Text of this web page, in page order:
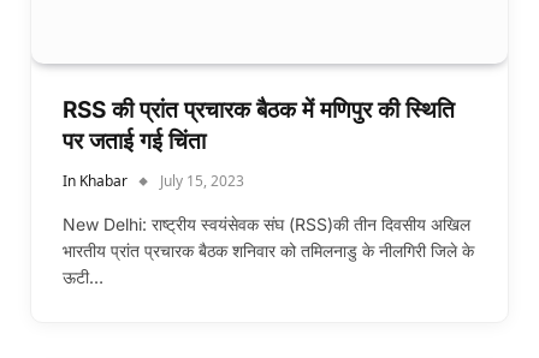
RSS की प्रांत प्रचारक बैठक में मणिपुर की स्थिति
पर जताई गई चिंता
In Khabar July 15, 2023
New Delhi: राष्ट्रीय स्वयंसेवक संघ (RSS)की तीन दिवसीय अखिल
भारतीय प्रांत प्रचारक बैठक शनिवार को तमिलनाडु के नीलगिरी जिले के
ऊटी…